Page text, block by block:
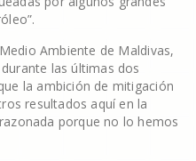
Ambiente de Maldivas,
las últimas dos
la ambición de mitigación
resultados aquí en la
porque no lo hemos